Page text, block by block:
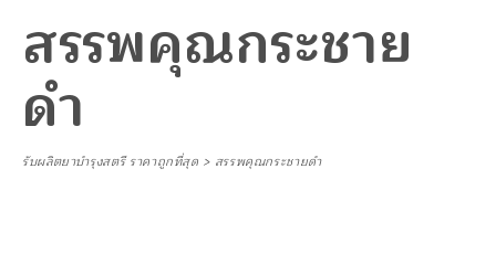
สรรพคุณกระชาย
ดำ
รับผลิตยาบำรุงสตรี ราคาถูกที่สุด > สรรพคุณกระชายดำ